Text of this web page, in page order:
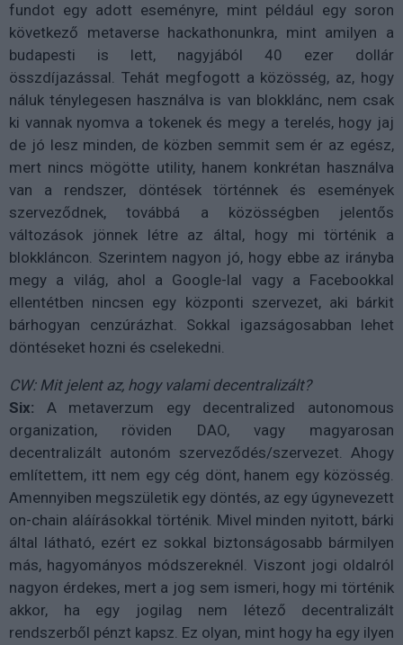
fundot egy adott eseményre, mint például egy soron
következő metaverse hackathonunkra, mint amilyen a
budapesti is lett, nagyjából 40 ezer dollár
összdíjazással. Tehát megfogott a közösség, az, hogy
náluk ténylegesen használva is van blokklánc, nem csak
ki vannak nyomva a tokenek és megy a terelés, hogy jaj
de jó lesz minden, de közben semmit sem ér az egész,
mert nincs mögötte utility, hanem konkrétan használva
van a rendszer, döntések történnek és események
szerveződnek, továbbá a közösségben jelentős
változások jönnek létre az által, hogy mi történik a
blokkláncon. Szerintem nagyon jó, hogy ebbe az irányba
megy a világ, ahol a Google-lal vagy a Facebookkal
ellentétben nincsen egy központi szervezet, aki bárkit
bárhogyan cenzúrázhat. Sokkal igazságosabban lehet
döntéseket hozni és cselekedni.
CW: Mit jelent az, hogy valami decentralizált?
Six: A metaverzum egy decentralized autonomous
organization, röviden DAO, vagy magyarosan
decentralizált autonóm szerveződés/szervezet. Ahogy
említettem, itt nem egy cég dönt, hanem egy közösség.
Amennyiben megszületik egy döntés, az egy úgynevezett
on-chain aláírásokkal történik. Mivel minden nyitott, bárki
által látható, ezért ez sokkal biztonságosabb bármilyen
más, hagyományos módszereknél. Viszont jogi oldalról
nagyon érdekes, mert a jog sem ismeri, hogy mi történik
akkor, ha egy jogilag nem létező decentralizált
rendszerből pénzt kapsz. Ez olyan, mint hogy ha egy ilyen